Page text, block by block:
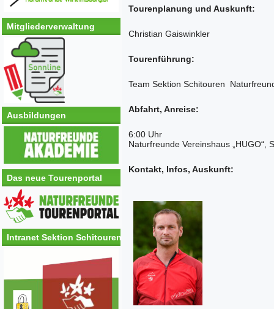
Mitgliederverwaltung
Ausbildungen
Das neue Tourenportal
Intranet Sektion Schitouren
Tourenplanung und Auskunft:
Christian Gaiswinkler
Tourenführung:
Team Sektion Schitouren
Abfahrt, Anreise:
6:00 Uhr
Naturfreunde Vereinshaus „HUGO“,
Kontakt, Infos, Auskunft: